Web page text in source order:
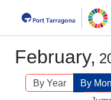
February,
By Year By